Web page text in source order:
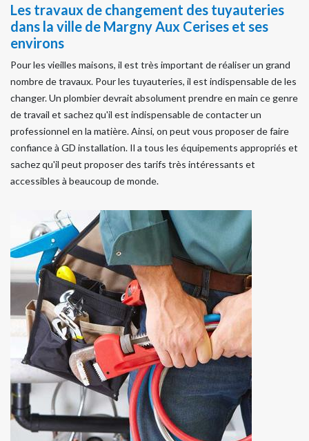
Les travaux de changement des tuyauteries
dans la ville de Margny Aux Cerises et ses
environs
Pour les vieilles maisons, il est très important de réaliser un grand
nombre de travaux. Pour les tuyauteries, il est indispensable de les
changer. Un plombier devrait absolument prendre en main ce genre
de travail et sachez qu'il est indispensable de contacter un
professionnel en la matière. Ainsi, on peut vous proposer de faire
confiance à GD installation. Il a tous les équipements appropriés et
sachez qu'il peut proposer des tarifs très intéressants et
accessibles à beaucoup de monde.